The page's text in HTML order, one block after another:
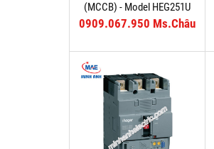
(MCCB) - Model HEG251U
0909.067.950 Ms.Châu